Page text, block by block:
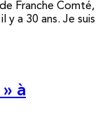
Franche Comté,
y a 30 ans. Je suis
à